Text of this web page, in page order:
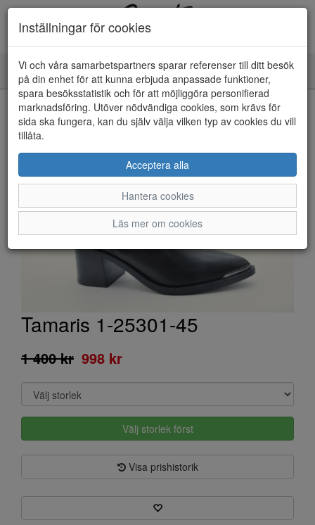
Toggle
navigation
HEM
Tamaris 1-25301-45
1 400 kr 998 kr
Välj storlek först
Visa prishistorik
Inställningar för cookies
Vi och våra samarbetspartners sparar referenser till ditt besök
på din enhet för att kunna erbjuda anpassade funktioner,
spara besöksstatistik och för att möjliggöra personifierad
marknadsföring. Utöver nödvändiga cookies, som krävs för
sida ska fungera, kan du själv välja vilken typ av cookies du vill
tillåta.
Acceptera alla
Hantera cookies
Läs mer om cookies